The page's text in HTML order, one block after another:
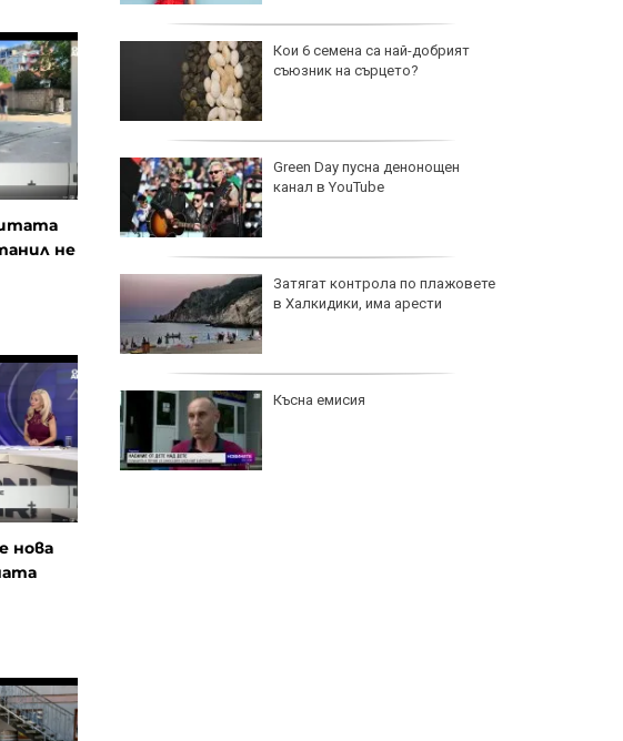
с
до
края на
на
бална
тежест за
на
ще е по-
Кои 6 семена са най-добрият
съюзник на сърцето?
Green Day пусна денонощен
канал в YouTube
Затягат контрола по плажовете
в Халкидики, има арести
Късна емисия
не
нова